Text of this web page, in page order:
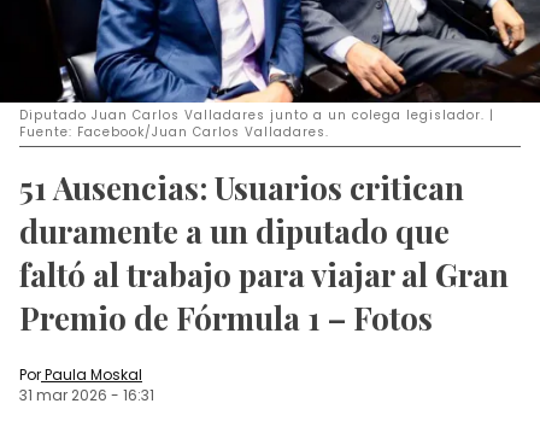
Diputado Juan Carlos Valladares junto a un colega legislador. |
Fuente: Facebook/Juan Carlos Valladares.
51 Ausencias: Usuarios critican
duramente a un diputado que
faltó al trabajo para viajar al Gran
Premio de Fórmula 1 – Fotos
PorPaula Moskal
31 mar 2026 - 16:31